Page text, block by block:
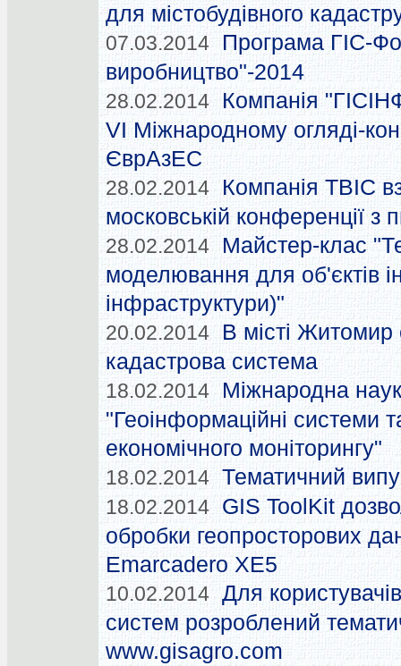
для містобудівного
07.03.2014
Програма ГІС-
виробництво"-2014
28.02.2014
Компанія
VI Міжнародному огляді-
ЄврАзЕС
28.02.2014
Компанія ТВІС
московській конференції з
28.02.2014
Майстер-клас
моделювання для об'єктів
інфраструктури)"
20.02.2014
В місті Житомир
кадастрова система
18.02.2014
Міжнародна
"Геоінформаційні системи
економічного моніторингу"
18.02.2014 Тематичний
18.02.2014 GIS ToolKit
обробки геопросторових
Emarcadero XE5
10.02.2014 Для
систем розроблений
www.gisagro.com